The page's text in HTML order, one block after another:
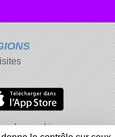
des cookies